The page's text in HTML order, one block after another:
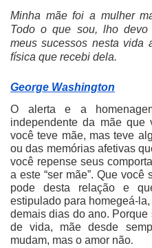
Minha mãe foi a mulher
Todo o que sou, lho
meus sucessos nesta vida
física que recebi dela.
George Washington
O alerta e a
independente da mãe que
você teve mãe, mas teve
ou das memórias afetivas
você repense seus
a este “ser mãe”. Que
pode desta relação e
estipulado para homegeá-
demais dias do ano. Porque
de vida, mãe desde
mudam, mas o amor não.